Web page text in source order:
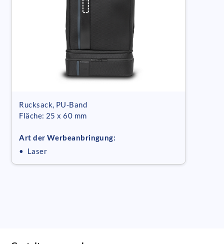
Rucksack, PU-Band
Fläche: 25 x 60 mm
Art der Werbeanbringung:
• Laser